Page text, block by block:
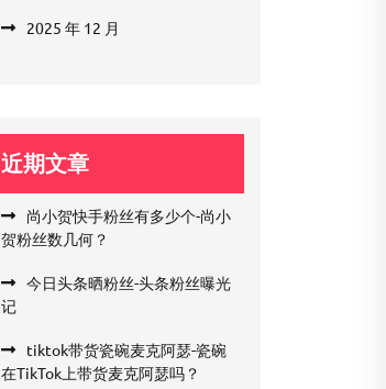
2025 年 12 月
近期文章
尚小贺快手粉丝有多少个-尚小
贺粉丝数几何？
今日头条晒粉丝-头条粉丝曝光
记
tiktok带货瓷碗麦克阿瑟-瓷碗
在TikTok上带货麦克阿瑟吗？